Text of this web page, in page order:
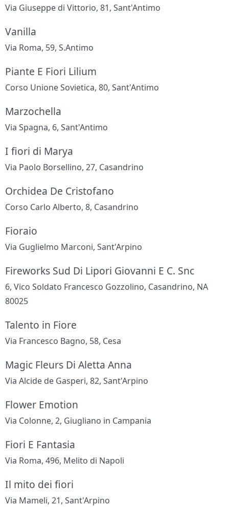
Via Giuseppe di Vittorio, 81, Sant'Antimo
Vanilla
Via Roma, 59, S.Antimo
Piante E Fiori Lilium
Corso Unione Sovietica, 80, Sant'Antimo
Marzochella
Via Spagna, 6, Sant'Antimo
I fiori di Marya
Via Paolo Borsellino, 27, Casandrino
Orchidea De Cristofano
Corso Carlo Alberto, 8, Casandrino
Fioraio
Via Guglielmo Marconi, Sant'Arpino
Fireworks Sud Di Lipori Giovanni E C. Snc
6, Vico Soldato Francesco Gozzolino, Casandrino, NA
80025
Talento in Fiore
Via Francesco Bagno, 58, Cesa
Magic Fleurs Di Aletta Anna
Via Alcide de Gasperi, 82, Sant'Arpino
Flower Emotion
Via Colonne, 2, Giugliano in Campania
Fiori E Fantasia
Via Roma, 496, Melito di Napoli
Il mito dei fiori
Via Mameli, 21, Sant'Arpino